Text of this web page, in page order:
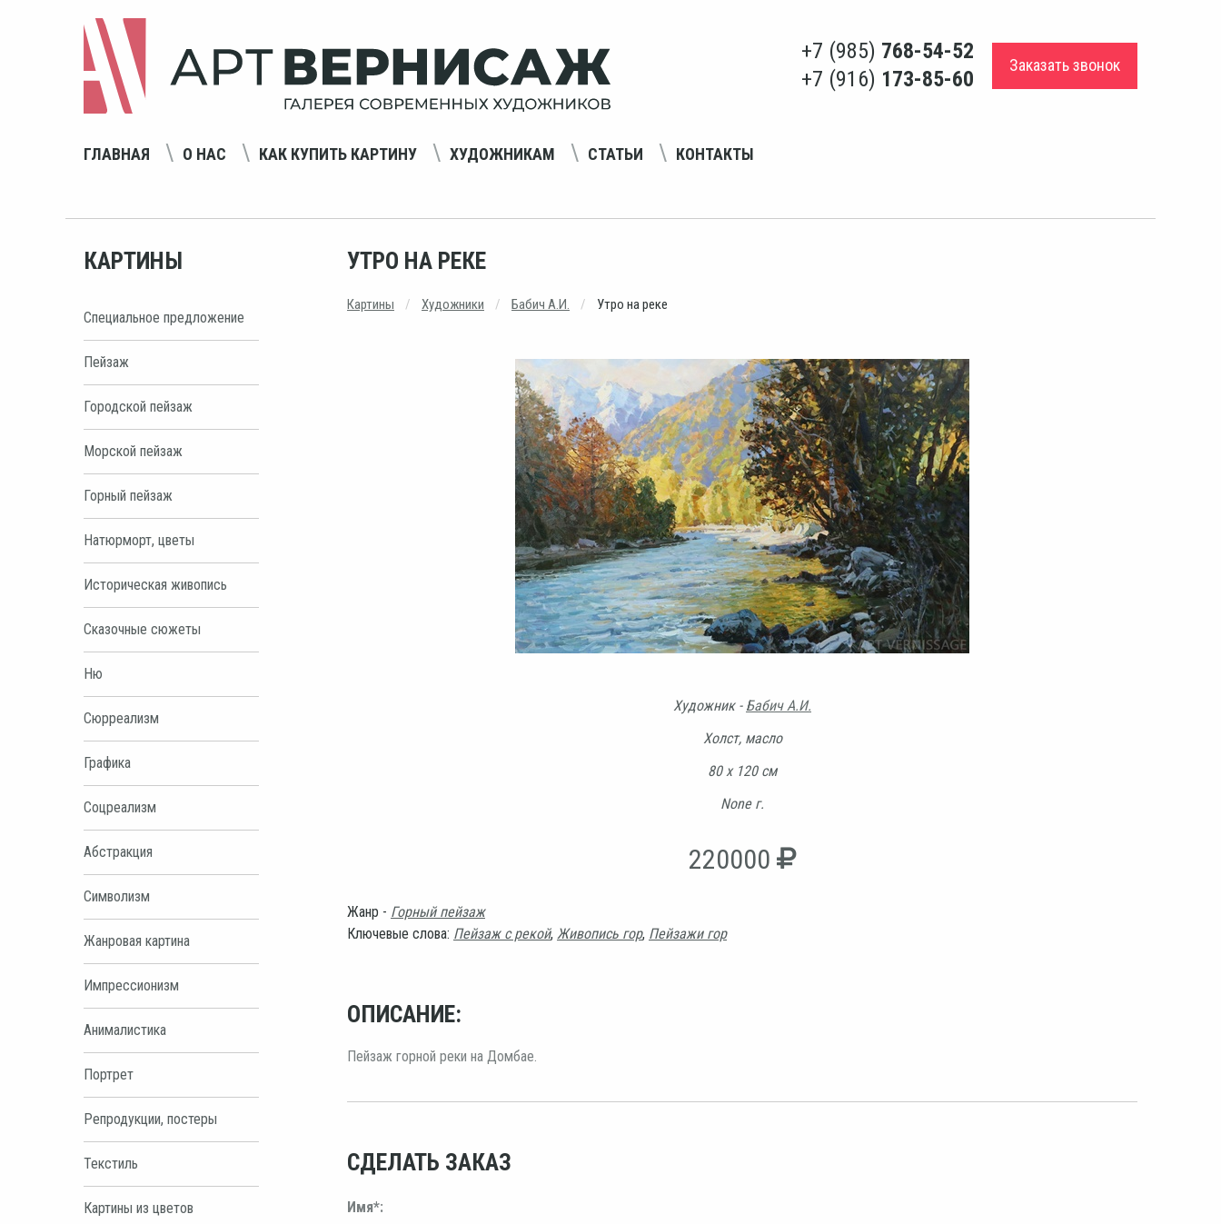
+7 (985) 768-54-52
+7 (916) 173-85-60
Заказать звонок
ГЛАВНАЯ О НАС КАК КУПИТЬ КАРТИНУ ХУДОЖНИКАМ СТАТЬИ КОНТАКТЫ
КАРТИНЫ
Специальное предложение
Пейзаж
Городской пейзаж
Морской пейзаж
Горный пейзаж
Натюрморт, цветы
Историческая живопись
Сказочные сюжеты
Ню
Сюрреализм
Графика
Соцреализм
Абстракция
Символизм
Жанровая картина
Импрессионизм
Анималистика
Портрет
Репродукции, постеры
Текстиль
Картины из цветов
УТРО НА РЕКЕ
Картины Художники Бабич А.И. Утро на реке
Художник - Бабич А.И.
Холст, масло
80 х 120 см
None г.
220000
Жанр - Горный пейзаж
Ключевые слова: Пейзаж с рекой, Живопись гор, Пейзажи гор
ОПИСАНИЕ:
Пейзаж горной реки на Домбае.
СДЕЛАТЬ ЗАКАЗ
Имя*: